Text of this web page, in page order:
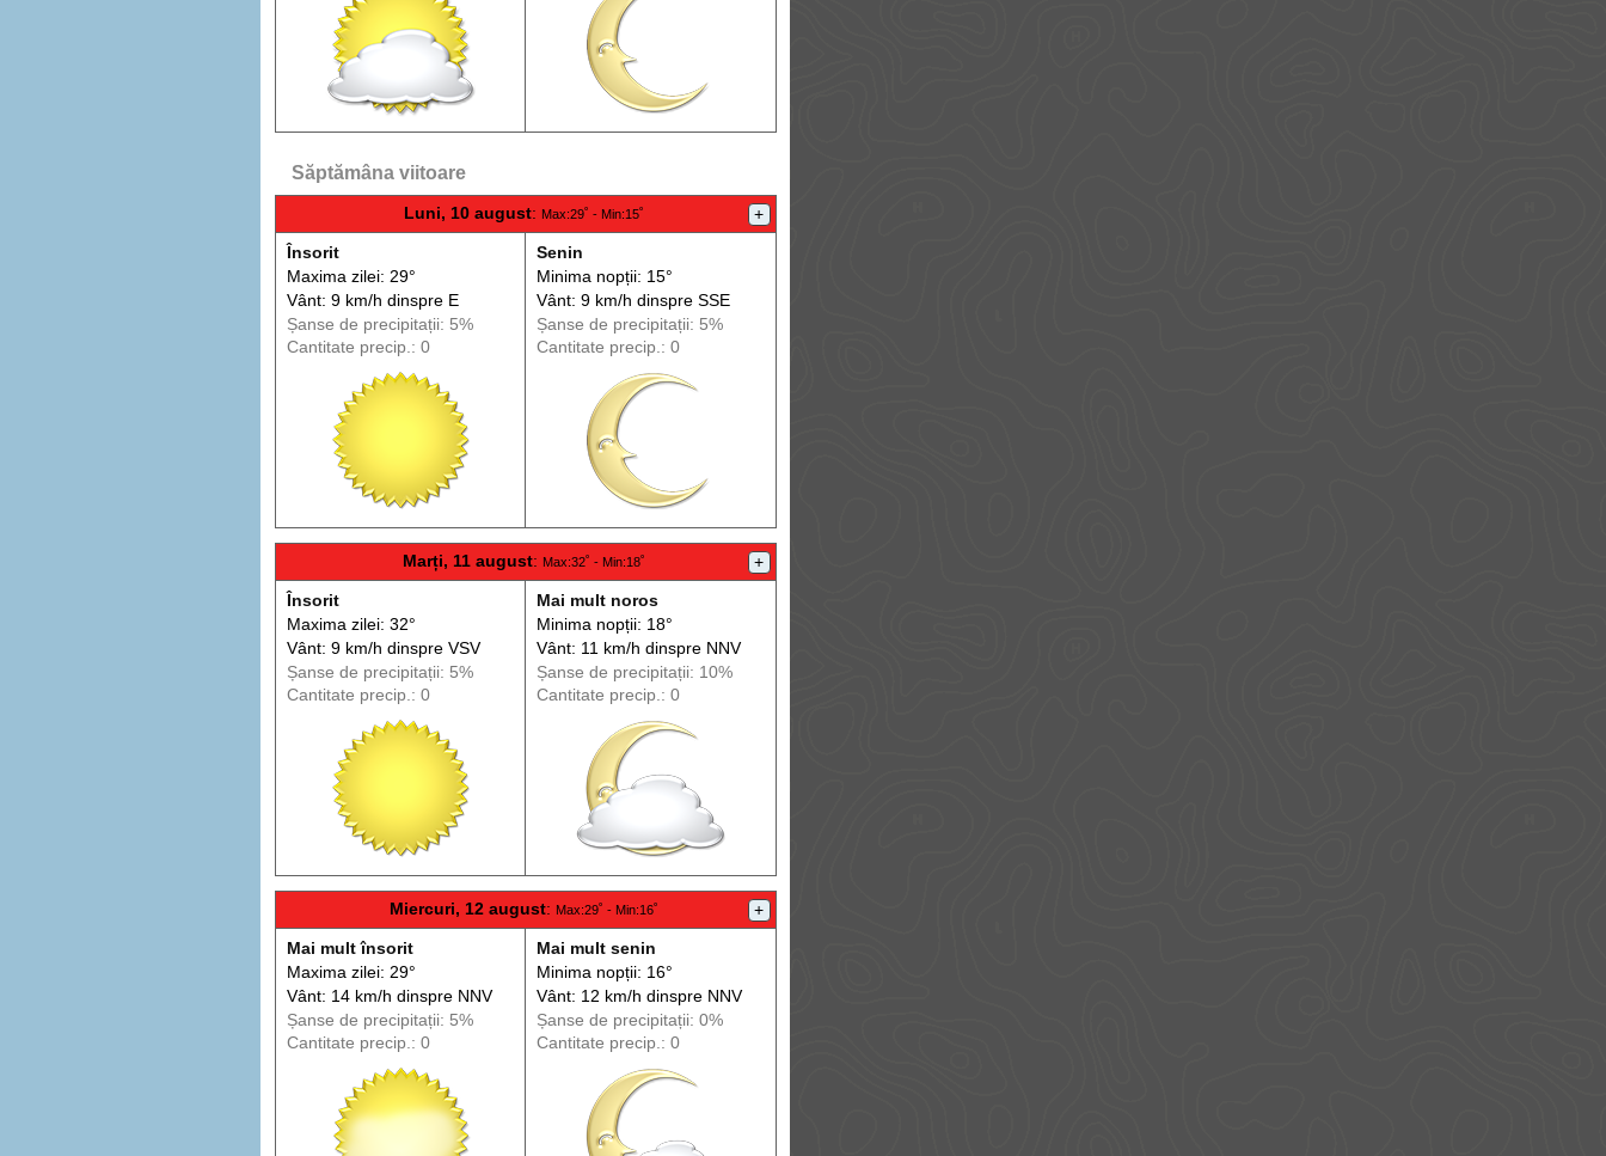
Săptămâna viitoare
Luni, 10 august: Max:29˚ - Min:15˚ +
Însorit
Maxima zilei: 29°
Vânt: 9 km/h dinspreE
Șanse de precipitații: 5%
Cantitate precip.: 0
Senin
Minima nopții: 15°
Vânt: 9 km/h dinspreSSE
Șanse de precipitații: 5%
Cantitate precip.: 0
Marți, 11 august: Max:32˚ - Min:18˚ +
Însorit
Maxima zilei: 32°
Vânt: 9 km/h dinspreVSV
Șanse de precipitații: 5%
Cantitate precip.: 0
Mai mult noros
Minima nopții: 18°
Vânt: 11 km/h dinspreNNV
Șanse de precipitații: 10%
Cantitate precip.: 0
Miercuri, 12 august: Max:29˚ - Min:16˚ +
Mai mult însorit
Maxima zilei: 29°
Vânt: 14 km/h dinspreNNV
Șanse de precipitații: 5%
Cantitate precip.: 0
Mai mult senin
Minima nopții: 16°
Vânt: 12 km/h dinspreNNV
Șanse de precipitații: 0%
Cantitate precip.: 0